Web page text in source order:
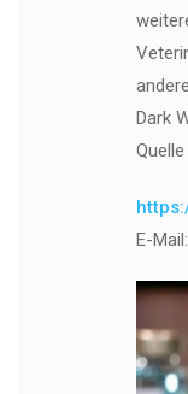
Dark
E-Mail: